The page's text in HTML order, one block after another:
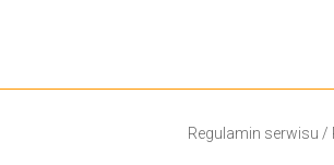
Regulamin serwisu /